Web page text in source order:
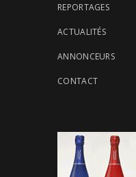
REPORTAGES
ACTUALITÉS
ANNONCEURS
CONTACT